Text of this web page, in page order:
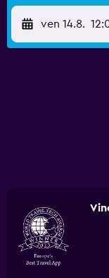
ven 14.8.